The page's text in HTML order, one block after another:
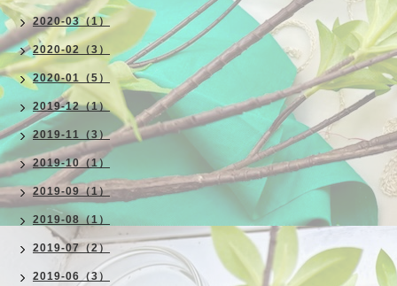
2020-03（1）
2020-02（3）
2020-01（5）
2019-12（1）
2019-11（3）
2019-10（1）
2019-09（1）
2019-08（1）
2019-07（2）
2019-06（3）